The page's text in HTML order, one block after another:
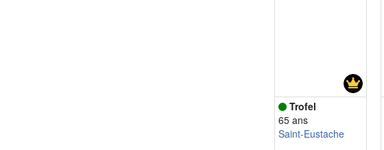
Trofel
65 ans
Saint-Eustache